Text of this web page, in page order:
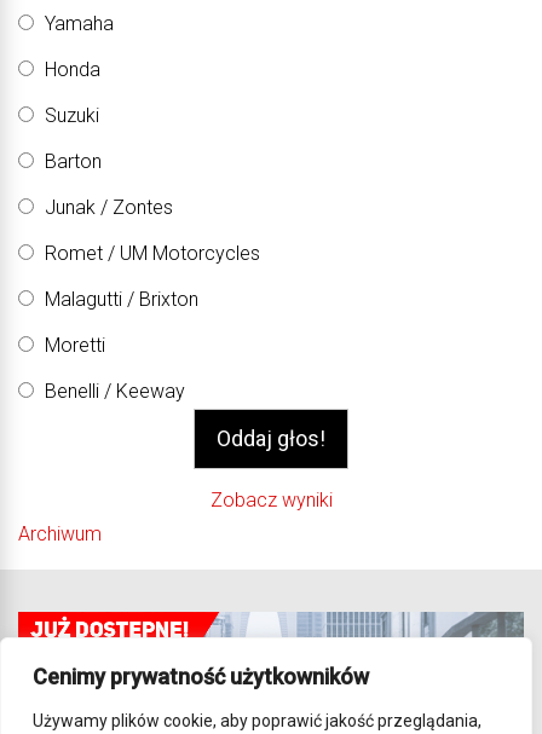
Cenimy prywatność użytkowników
Używamy plików cookie, aby poprawić jakość przeglądania,
Yamaha
Honda
Suzuki
Barton
Junak / Zontes
Romet / UM Motorcycles
Malagutti / Brixton
Moretti
Benelli / Keeway
Zobacz wyniki
Archiwum